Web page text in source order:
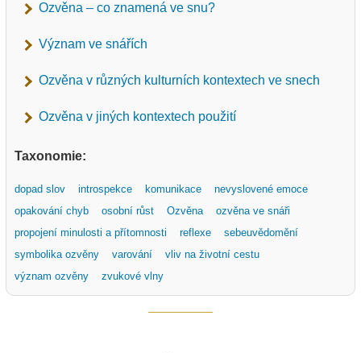
Ozvěna – co znamená ve snu?
Význam ve snářích
Ozvěna v různých kulturních kontextech ve snech
Ozvěna v jiných kontextech použití
Taxonomie:
dopad slov introspekce komunikace
nevyslovené emoce
opakování chyb
osobní růst Ozvěna
ozvěna ve snáři
propojení minulosti a přítomnosti
reflexe
sebeuvědomění
symbolika ozvěny
varování
vliv na životní cestu
význam ozvěny
zvukové vlny